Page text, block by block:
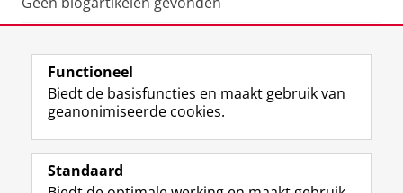
Deel dit Facebook LinkedIn
Meest recente berichten
Functioneel
Biedt de basisfuncties en maakt gebruik van
geanonimiseerde cookies.
Standaard